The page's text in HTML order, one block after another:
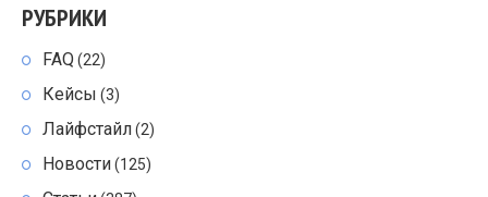
РУБРИКИ
FAQ (22)
Кейсы (3)
Лайфстайл(2)
Новости(125)